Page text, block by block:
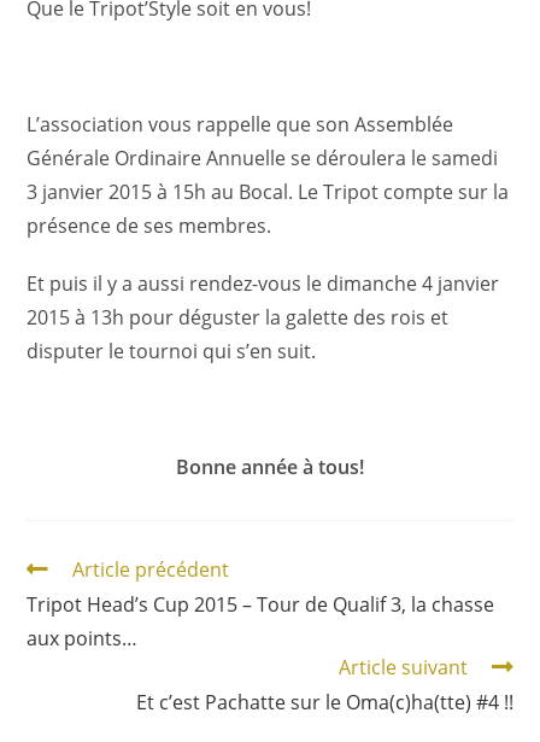
Que le Tripot’Style soit en vous!
L’association vous rappelle que son Assemblée
Générale Ordinaire Annuelle se déroulera le samedi
3 janvier 2015 à 15h au Bocal. Le Tripot compte sur la
présence de ses membres.
Et puis il y a aussi rendez-vous le dimanche 4 janvier
2015 à 13h pour déguster la galette des rois et
disputer le tournoi qui s’en suit.
Bonne année à tous!
Article précédent
Tripot Head’s Cup 2015 – Tour de Qualif 3, la chasse
aux points…
Article suivant
Et c’est Pachatte sur le Oma(c)ha(tte) #4 !!